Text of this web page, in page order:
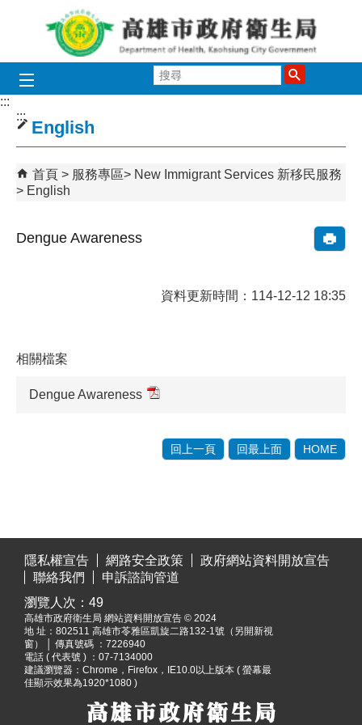
跳到主要內容區塊
尋
:::
:::
English
首頁 服務專區
New Immigrant Services 新移民服務
English
Dengue Awareness
資料更新時間：114-12-12 18:35
相關檔案
Dengue Awareness
回上一頁 回最上面 HOME
隱私權宣告
網路安全政策
政府網站資料開放宣告
聯絡我們
申訴諮詢管道
瀏覽人次： 49
高雄市政府衛生局 網站資料開放宣告 © 2024
地 址： 802511 高雄市苓雅區凱旋二路132-1號（另開新視
窗）
│ 傳真號碼 ：7226940
電話 ( 代表號 ) ：07-7134000
建議瀏覽器：Chrome，Firefox，IE10.0以上版本 ( 螢幕最
佳顯示效果為1920*1080 )